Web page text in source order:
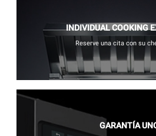
INDIVIDUAL COOKING
Reserve una cita con su
GARANTÍA